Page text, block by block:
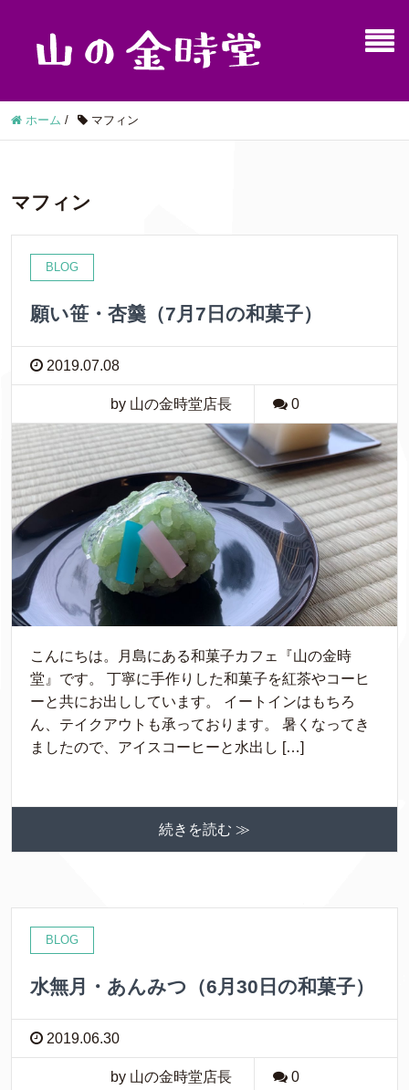
ホーム / マフィン
マフィン
BLOG
願い笹・杏羹（7月7日の和菓子）
2019.07.08
by 山の金時堂店長 0
こんにちは。月島にある和菓子カフェ『山の金時
堂』です。 丁寧に手作りした和菓子を紅茶やコーヒ
ーと共にお出ししています。 イートインはもちろ
ん、テイクアウトも承っております。 暑くなってき
ましたので、アイスコーヒーと水出し […]
続きを読む ≫
BLOG
水無月・あんみつ（6月30日の和菓子）
2019.06.30
by 山の金時堂店長 0